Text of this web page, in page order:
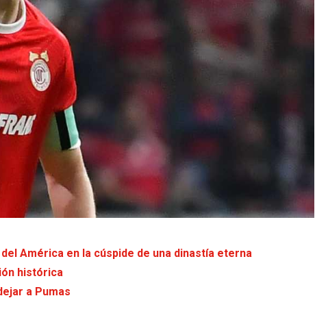
América en la cúspide de una dinastía eterna
histórica
a Pumas